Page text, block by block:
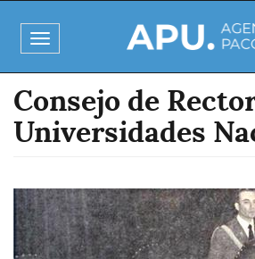
al
contenido
principal
Toggle
navigation
Consejo de
Universidades
Imagen